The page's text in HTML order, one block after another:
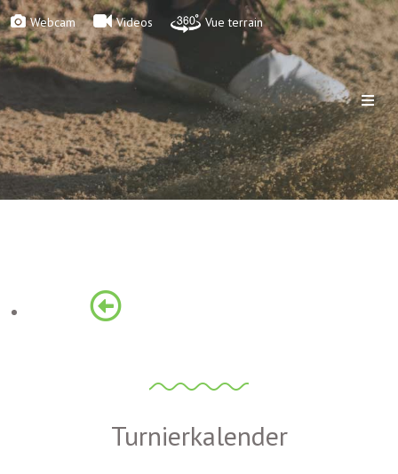
Webcam Videos Vue terrain
Turnierkalender